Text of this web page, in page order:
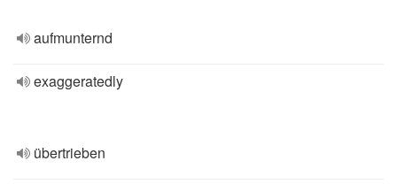
aufmunternd
exaggeratedly
übertrieben